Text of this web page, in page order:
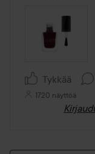
Tykkää
1720 näyttöä